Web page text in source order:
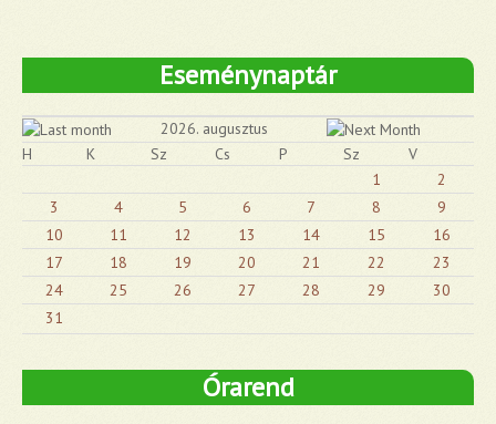
Eseménynaptár
2026. augusztus
H
K Sz Cs P Sz
V
1
2
3
4 5 6 7 8
9
10
11 12 13 14 15
16
17
18 19 20 21 22
23
24
25 26 27 28 29
30
31
Órarend